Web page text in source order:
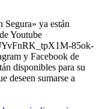
ya están
Youtube
85ok-
y Facebook de
disponibles para su
deseen sumarse a